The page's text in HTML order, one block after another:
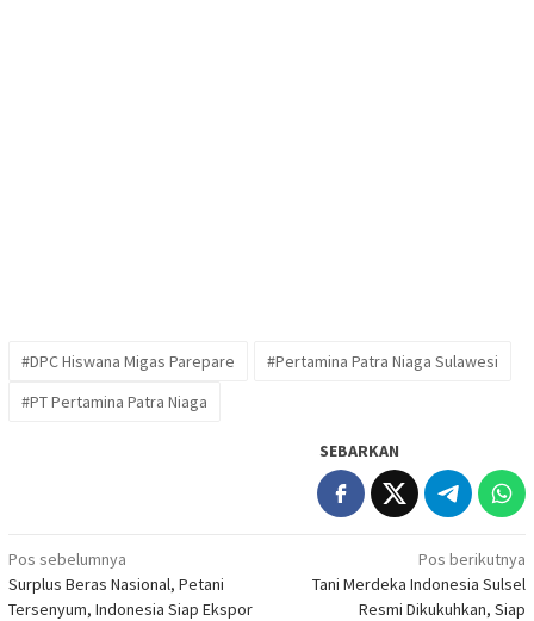
#DPC Hiswana Migas Parepare
#Pertamina Patra Niaga Sulawesi
#PT Pertamina Patra Niaga
SEBARKAN
Navigasi
pos
Pos sebelumnya
Surplus Beras Nasional, Petani
Tersenyum, Indonesia Siap Ekspor
Pos berikutnya
Tani Merdeka Indonesia Sulsel
Resmi Dikukuhkan, Siap